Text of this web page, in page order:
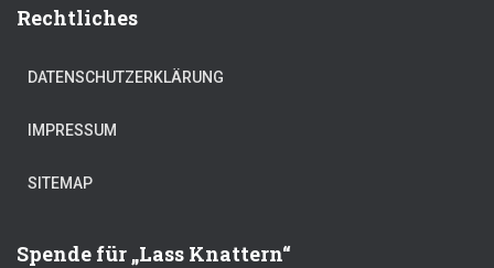
Rechtliches
DATENSCHUTZERKLÄRUNG
IMPRESSUM
SITEMAP
Spende für „Lass Knattern“